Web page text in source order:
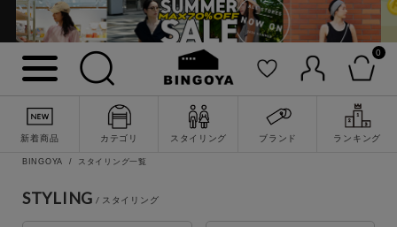
0
新着商品 カテゴリ スタイリング ブランド ランキング
詳細検索
BINGOYA スタイリング一覧
STYLING